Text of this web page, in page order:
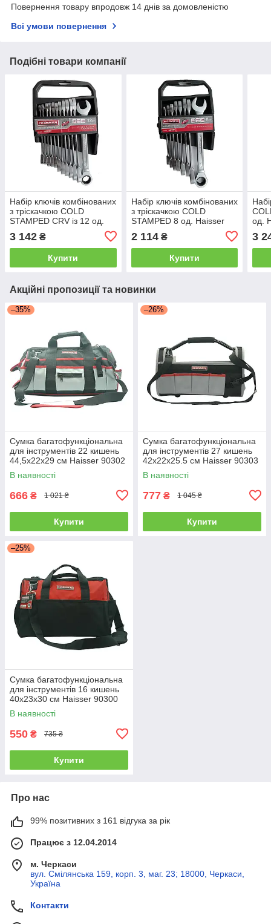
Повернення товару впродовж 14 днів за домовленістю
Всі умови повернення
Подібні товари компанії
Набір ключів комбінованих
з тріскачкою COLD
STAMPED CRV із 12 од.
3 142 ₴
Купити
Набір ключів комбінованих
з тріскачкою COLD
STAMPED 8 од. Haisser
2 114₴
Купити
од.
3
Акційні пропозиції та новинки
–35%
Сумка багатофункціональна
для інструментів 22 кишень
44,5х22х29 см Haisser 90302
В наявності
666 ₴ 1 021 ₴
Купити
–26%
Сумка багатофункціональна
для інструментів 27 кишень
42х22х25.5 см Haisser 90303
В наявності
777 ₴ 1 045 ₴
Купити
–25%
Сумка багатофункціональна
для інструментів 16 кишень
40х23х30 см Haisser 90300
В наявності
550 ₴ 735 ₴
Купити
Про нас
99% позитивних з 161 відгука за рік
Працює з 12.04.2014
м. Черкаси
вул. Смілянська 159, корп. 3, маг. 23; 18000, Черкаси,
Україна
Контакти